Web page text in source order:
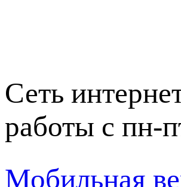
Сеть
работы с пн-
Мобильная